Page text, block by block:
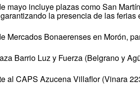
mayo incluye plazas como San
la presencia de las
Mercados Bonaerenses en Morón,
Barrio Luz y Fuerza (Belgrano y
al CAPS Azucena Villaflor (Vinara